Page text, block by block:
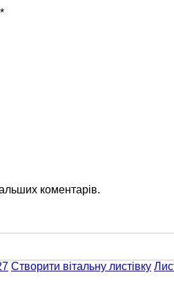
*
коментарів.
Створити вітальну листівку